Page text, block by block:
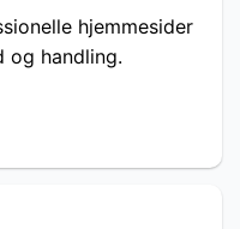
hjemmesider
og handling.